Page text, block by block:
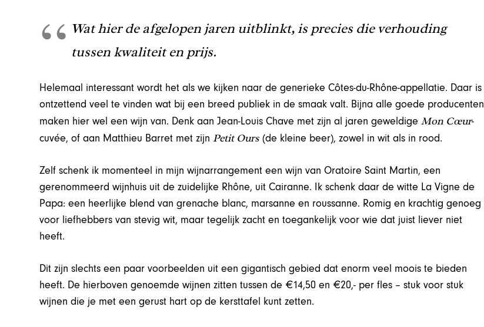
Wat hier de afgelopen jaren uitblinkt, is precies die verhouding
tussen kwaliteit en prijs.
Helemaal interessant wordt het als we kijken naar de generieke Côtes-du-Rhône-appellatie. Daar is
ontzettend veel te vinden wat bij een breed publiek in de smaak valt. Bijna alle goede producenten
maken hier wel een wijn van. Denk aan Jean-Louis Chave met zijn al jaren geweldigeMon Cœur-
cuvée, of aan Matthieu Barret met zijnPetit Ours (de kleine beer), zowel in wit als in rood.
Zelf schenk ik momenteel in mijn wijnarrangement een wijn van Oratoire Saint Martin, een
gerenommeerd wijnhuis uit de zuidelijke Rhône, uit Cairanne. Ik schenk daar de witte La Vigne de
Papa: een heerlijke blend van grenache blanc, marsanne en roussanne. Romig en krachtig genoeg
voor liefhebbers van stevig wit, maar tegelijk zacht en toegankelijk voor wie dat juist liever niet
heeft.
Dit zijn slechts een paar voorbeelden uit een gigantisch gebied dat enorm veel moois te bieden
heeft. De hierboven genoemde wijnen zitten tussen de €14,50 en €20,- per fles – stuk voor stuk
wijnen die je met een gerust hart op de kersttafel kunt zetten.